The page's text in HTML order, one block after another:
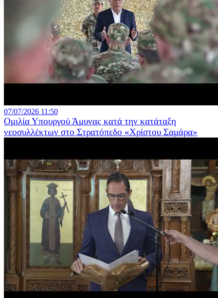
07/07/2026 11:50
Ομιλία Υπουργού Άμυνας κατά την κατάταξη
νεοσυλλέκτων στο Στρατόπεδο «Χρίστου Σαμάρα»